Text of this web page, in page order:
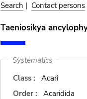
Search | Contact persons
Taeniosikya
Systematics
Class :
Acari
Order :
Acaridida